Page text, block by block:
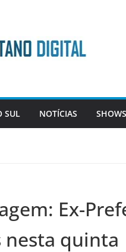
SUL NOTÍCIAS
Ex-
nesta quinta